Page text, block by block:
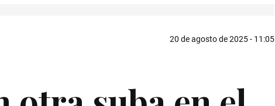
20 de agosto de 2025 - 11:05